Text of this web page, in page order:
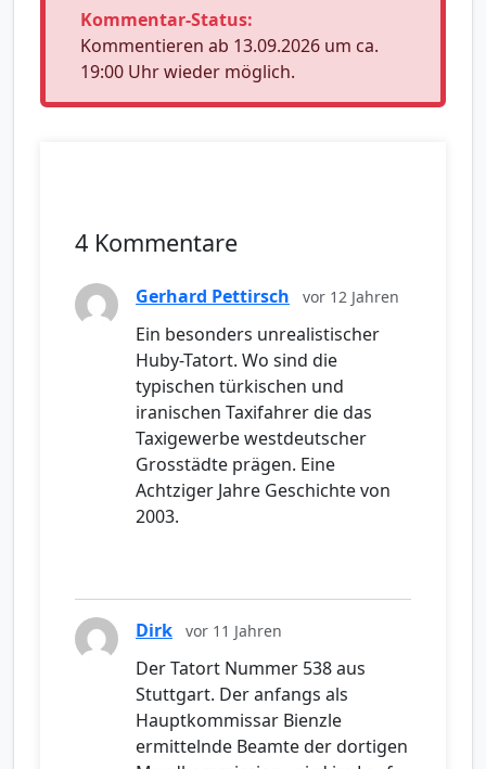
Kommentar-Status:
Kommentieren ab 13.09.2026 um ca.
19:00 Uhr wieder möglich.
4 Kommentare
Gerhard Pettirsch vor 12 Jahren
Ein besonders unrealistischer
Huby-Tatort. Wo sind die
typischen türkischen und
iranischen Taxifahrer die das
Taxigewerbe westdeutscher
Grosstädte prägen. Eine
Achtziger Jahre Geschichte von
2003.
Dirk vor 11 Jahren
Der Tatort Nummer 538 aus
Stuttgart. Der anfangs als
Hauptkommissar Bienzle
ermittelnde Beamte der dortigen